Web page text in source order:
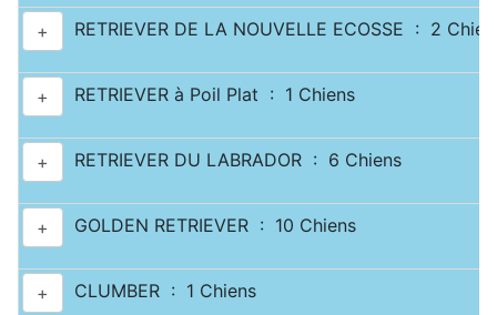
+ RETRIEVER DE LA NOUVELLE ECOSSE : 2
+ RETRIEVER à Poil Plat : 1 Chiens
+ RETRIEVER DU LABRADOR : 6 Chiens
+ GOLDEN RETRIEVER : 10 Chiens
+ CLUMBER : 1 Chiens